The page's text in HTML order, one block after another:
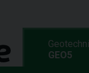
GEO5